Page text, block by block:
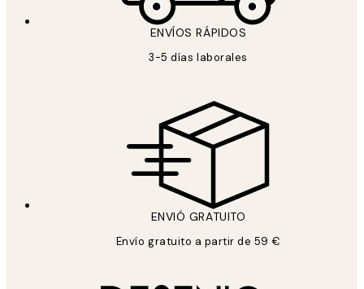
ENVÍOS RÁPIDOS
3-5 días laborales
ENVIÓ GRATUITO
Envío gratuito a partir de 59 €